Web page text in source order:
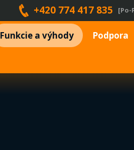
+420 774 417 835 [Po-
Funkcie a výhody Podpora